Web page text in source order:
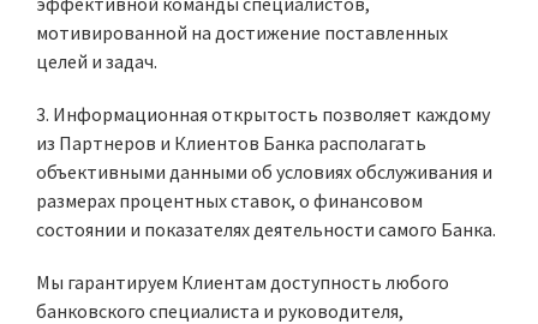
мотивированной на достижение поставленных
целей и задач.
3. Информационная открытость позволяет каждому
из Партнеров и Клиентов Банка располагать
объективными данными об условиях обслуживания и
размерах процентных ставок, о финансовом
состоянии и показателях деятельности самого Банка.
Мы гарантируем Клиентам доступность любого
банковского специалиста и руководителя,